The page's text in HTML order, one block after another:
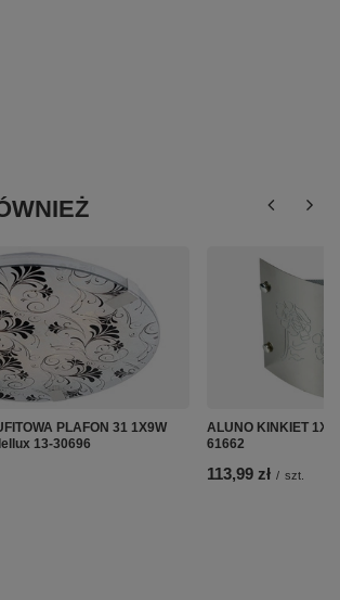
PLAFON 31 1X9W
13-30696
ALUNO KINKIET
61662
113,99 zł / szt.